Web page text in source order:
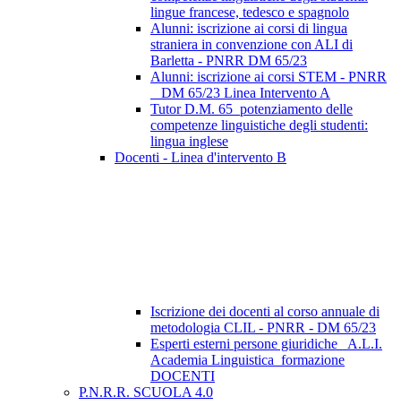
lingue francese, tedesco e spagnolo
Alunni: iscrizione ai corsi di lingua
straniera in convenzione con ALI di
Barletta - PNRR DM 65/23
Alunni: iscrizione ai corsi STEM - PNRR
_ DM 65/23 Linea Intervento A
Tutor D.M. 65_potenziamento delle
competenze linguistiche degli studenti:
lingua inglese
Docenti - Linea d'intervento B
Iscrizione dei docenti al corso annuale di
metodologia CLIL - PNRR - DM 65/23
Esperti esterni persone giuridiche_ A.L.I.
Academia Linguistica_formazione
DOCENTI
P.N.R.R. SCUOLA 4.0